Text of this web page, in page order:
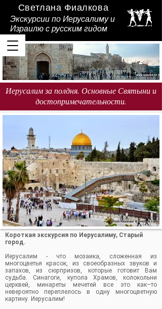
Светлана Фиалкова
Экскурсии по Иерусалиму и
Израилю с русским гидом
Иерусалим за полдня. Основные Святыни и
достопримечательности.
Короткая экскурсия по Иерусалиму, Старый
город.
Иерусалим - что мозаика, сложенная из
многоцветья красок, из своеобразных звуков и
запахов, из сюрпризов, которые готовит Вам
судьба. Синагоги, купола Храмов, колокольни
церквей, минареты мечетей все это как–то
невероятно переплелось в одну многоцветную
картину. Иерусалим!